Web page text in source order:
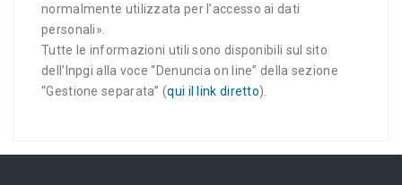
normalmente utilizzata per l’accesso ai dati
personali».
Tutte le informazioni utili sono disponibili sul sito
dell’Inpgi alla voce “Denuncia on line” della sezione
“Gestione separata” (qui il link diretto).